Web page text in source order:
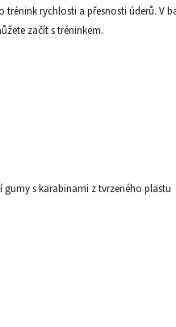
rychlosti a přesnosti úderů. V
začít s tréninkem.
gumy s karabinami z tvrzeného plastu